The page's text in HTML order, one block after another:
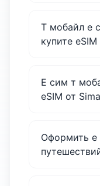
Т мобайл е
купите
Е сим т
eSIM от
Оформить е